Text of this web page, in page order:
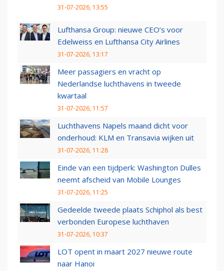
31-07-2026, 13:55
Lufthansa Group: nieuwe CEO’s voor
Edelweiss en Lufthansa City Airlines
31-07-2026, 13:17
Meer passagiers en vracht op
Nederlandse luchthavens in tweede
kwartaal
31-07-2026, 11:57
Luchthavens Napels maand dicht voor
onderhoud: KLM en Transavia wijken uit
31-07-2026, 11:28
Einde van een tijdperk: Washington Dulles
neemt afscheid van Mobile Lounges
31-07-2026, 11:25
Gedeelde tweede plaats Schiphol als best
verbonden Europese luchthaven
31-07-2026, 10:37
LOT opent in maart 2027 nieuwe route
naar Hanoi